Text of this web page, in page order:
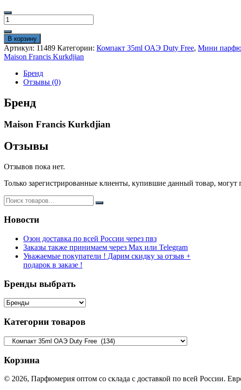
Количество
товара
Мини-
парфюм
35ml
Maison
Francis
Kurkjian
Baccarat
Rouge
540
free
В корзину
Артикул: 11489 Категории: Компакт 35ml ОАЭ Duty Free, Мини
Maison Francis Kurkdjian
Бренд
Отзывы (0)
Бренд
Maison Francis Kurkdjian
Отзывы
Отзывов пока нет.
Только зарегистрированные клиенты, купившие данный товар, могут
Новости
Озон доставка по всей России через пвз
Заказы также принимаем через Max или Telegram
Уважаемые покупатели ! Дарим скидку за отзыв +
подарок в заказе !
Бренды выбрать
Категории товаров
Корзина
© 2026, Парфюмерия оптом со склада с доставкой по всей России.